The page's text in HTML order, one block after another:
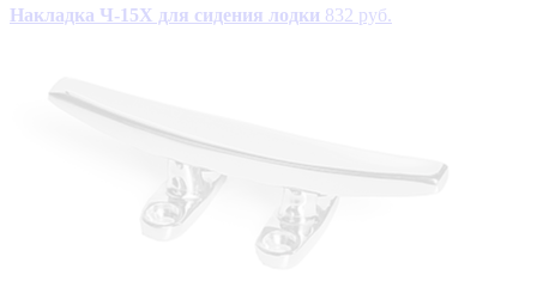
Накладка Ч-15Х для сидения лодки 832 руб.